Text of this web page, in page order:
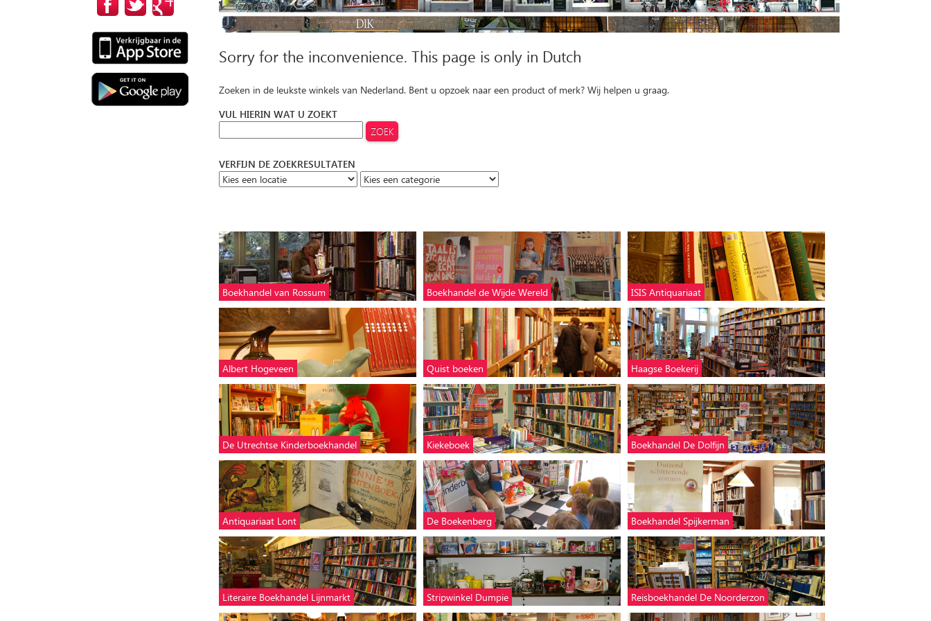
Sorry for the inconvenience. This page is only in Dutch
Zoeken in de leukste winkels van Nederland. Bent u opzoek naar een product of merk? Wij helpen u graag.
VUL HIERIN WAT U ZOEKT
VERFIJN DE ZOEKRESULTATEN
Boekhandel van Rossum Boekhandel de Wijde Wereld ISIS Antiquariaat
Albert Hogeveen Quist boeken Haagse Boekerij
De Utrechtse Kinderboekhandel Kiekeboek Boekhandel De Dolfijn
Antiquariaat Lont De Boekenberg Boekhandel Spijkerman
Literaire Boekhandel Lijnmarkt Stripwinkel Dumpie Reisboekhandel De Noorderzon